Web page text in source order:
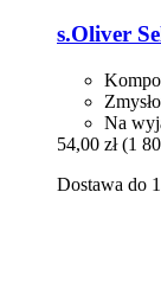
s.Oliver
Na
54,00 zł (1
Dostawa do